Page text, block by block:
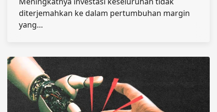
diterjemahkan ke dalam pertumbuhan margin
yang…